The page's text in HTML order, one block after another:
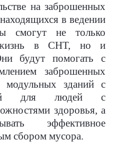
на заброшенных
в ведении
смогут не только
жизнь в СНТ, но и
будут помогать с
заброшенных
модульных зданий с
для людей с
здоровья, а
эффективное
сбором мусора.